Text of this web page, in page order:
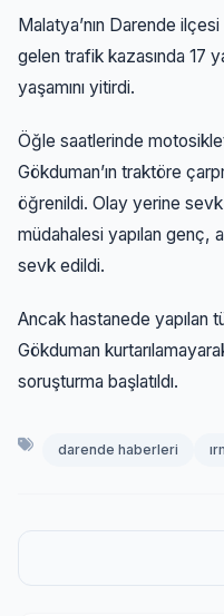
Malatya’nın Darende
gelen trafik kazasında 17
yaşamını yitirdi.
Öğle saatlerinde
Gökduman’ın traktöre
öğrenildi. Olay yerine sevk
müdahalesi yapılan genç,
sevk edildi.
Ancak hastanede yapılan
Gökduman
soruşturma başlatıldı.
darende haberleri